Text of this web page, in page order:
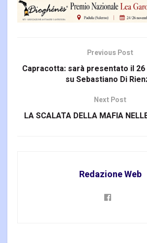
Previous Post
Capracotta: sarà presentato il
su Sebastiano Di
Next Post
LA SCALATA DELLA MAFIA
Redazione Web